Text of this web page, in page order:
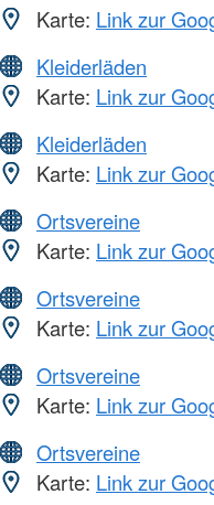
Karte: Link zur
Kleiderläden
Karte: Link zur
Kleiderläden
Karte: Link zur
Ortsvereine
Karte: Link zur
Ortsvereine
Karte: Link zur
Ortsvereine
Karte: Link zur
Ortsvereine
Karte: Link zur